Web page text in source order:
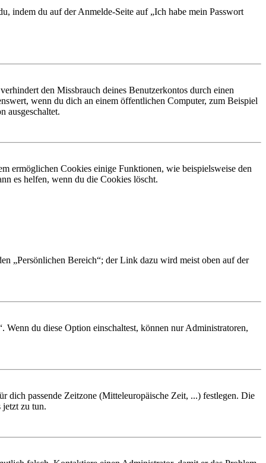
indem du auf der Anmelde-Seite auf „Ich habe mein Passwort
den Missbrauch deines Benutzerkontos durch einen
wenn du dich an einem öffentlichen Computer, zum Beispiel
ausgeschaltet.
ermöglichen Cookies einige Funktionen, wie beispielsweise den
es helfen, wenn du die Cookies löscht.
„Persönlichen Bereich“; der Link dazu wird meist oben auf der
du diese Option einschaltest, können nur Administratoren,
dich passende Zeitzone (Mitteleuropäische Zeit, ...) festlegen. Die
jetzt zu tun.